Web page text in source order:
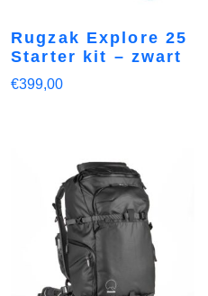
Rugzak Explore 25
Starter kit – zwart
€399,00